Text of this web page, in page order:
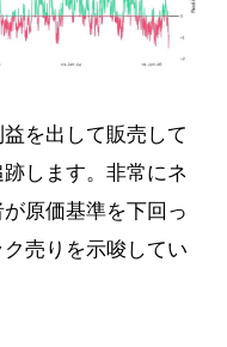
を出して販売して
します。非常にネ
原価基準を下回っ
売りを示唆してい